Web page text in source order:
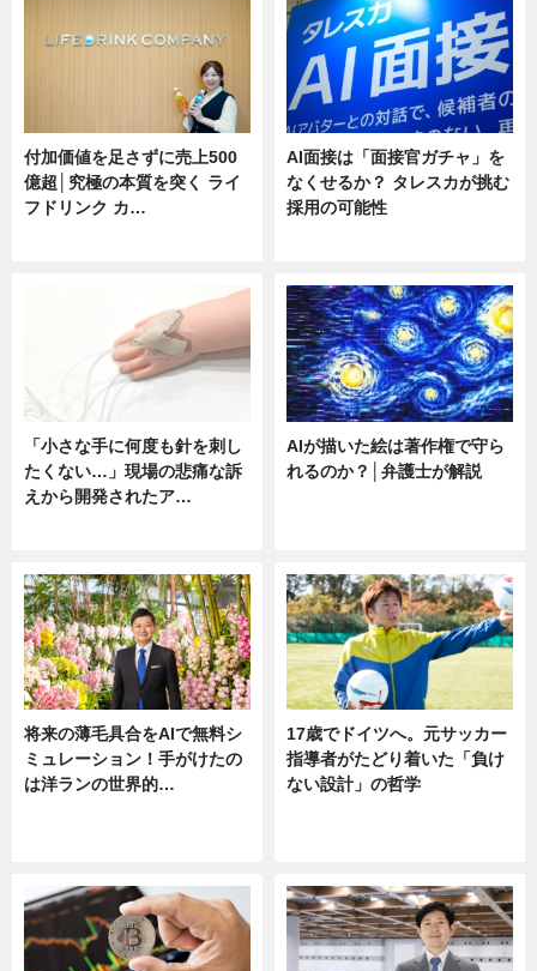
付加価値を足さずに売上500
億超│究極の本質を突く ライ
フドリンク カ…
AI面接は「面接官ガチャ」を
なくせるか？ タレスカが挑む
採用の可能性
「小さな手に何度も針を刺し
たくない…」現場の悲痛な訴
えから開発されたア…
AIが描いた絵は著作権で守ら
れるのか？│弁護士が解説
将来の薄毛具合をAIで無料シ
ミュレーション！手がけたの
は洋ランの世界的…
17歳でドイツへ。元サッカー
指導者がたどり着いた「負け
ない設計」の哲学